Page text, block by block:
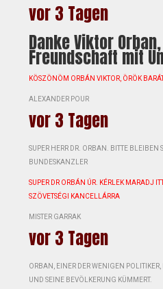
vor 3 Tagen
Danke Viktor
Freundschaft mit
KÖSZÖNÖM ORBÁN VIKTOR, ÖRÖK
ALEXANDER POUR
vor 3 Tagen
SUPER HERR DR. ORBAN. BITTE BLEIBEN
BUNDESKANZLER
SUPER DR ORBÁN ÚR. KÉRLEK MARADJ
SZÖVETSÉGI KANCELLÁRRA
MISTER GARRAK
vor 3 Tagen
ORBAN, EINER DER WENIGEN
UND SEINE BEVÖLKERUNG KÜMMERT.